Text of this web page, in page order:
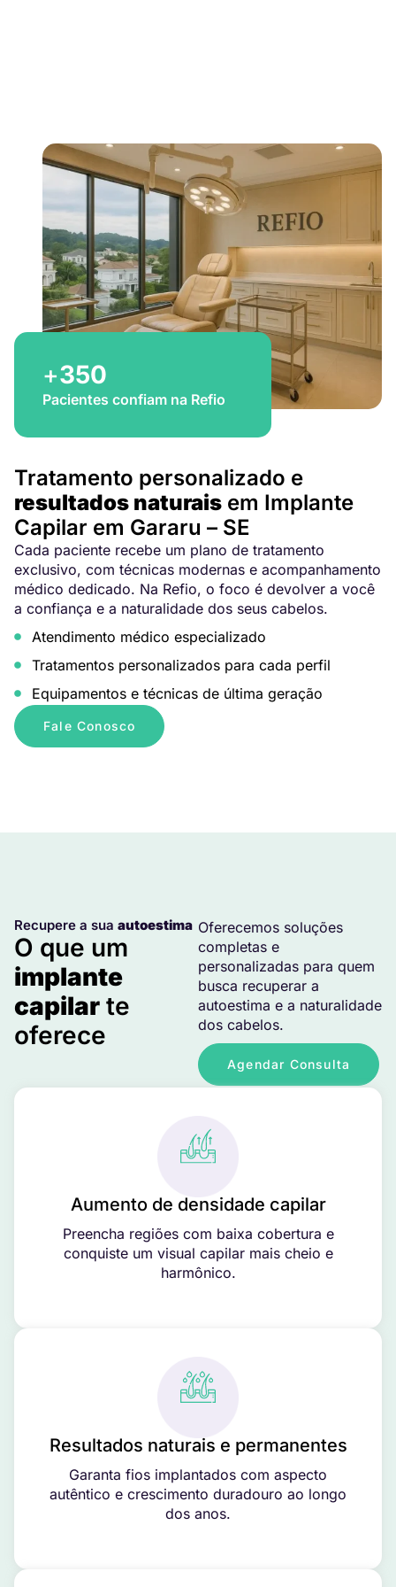
+350
Pacientes confiam na Refio
Tratamento personalizado e
resultados naturais em Implante
Capilar em Gararu – SE
Cada paciente recebe um plano de tratamento
exclusivo, com técnicas modernas e acompanhamento
médico dedicado. Na Refio, o foco é devolver a você
a confiança e a naturalidade dos seus cabelos.
Atendimento médico especializado
Tratamentos personalizados para cada perfil
Equipamentos e técnicas de última geração
Fale Conosco
Recupere a sua autoestima
O que um
implante
capilar te
oferece
Oferecemos soluções
completas e
personalizadas para quem
busca recuperar a
autoestima e a naturalidade
dos cabelos.
Agendar Consulta
Aumento de densidade capilar
Preencha regiões com baixa cobertura e
conquiste um visual capilar mais cheio e
harmônico.
Resultados naturais e permanentes
Garanta fios implantados com aspecto
autêntico e crescimento duradouro ao longo
dos anos.